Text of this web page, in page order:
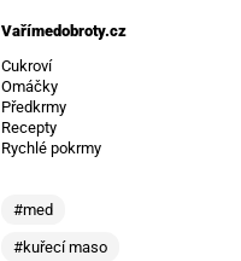
Vařímedobroty.cz
Cukroví
Omáčky
Předkrmy
Recepty
Rychlé pokrmy
#med
#kuřecí maso